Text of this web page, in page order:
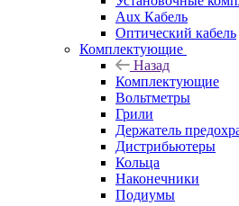
Aux Кабель
Оптический кабель
Комплектующие
Назад
Комплектующие
Вольтметры
Грили
Держатель
Дистрибьютеры
Кольца
Наконечники
Подиумы